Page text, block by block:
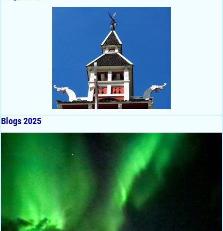
Blogs 2025